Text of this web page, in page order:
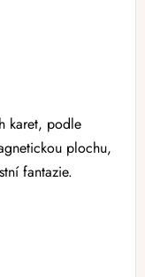
karet, podle
plochu,
fantazie.